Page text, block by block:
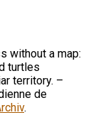
without a map:
turtles
territory. –
de
.